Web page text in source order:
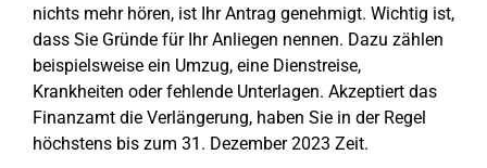
nichts mehr hören, ist Ihr Antrag genehmigt. Wichtig ist,
dass Sie Gründe für Ihr Anliegen nennen. Dazu zählen
beispielsweise ein Umzug, eine Dienstreise,
Krankheiten oder fehlende Unterlagen. Akzeptiert das
Finanzamt die Verlängerung, haben Sie in der Regel
höchstens bis zum 31. Dezember 2023 Zeit.